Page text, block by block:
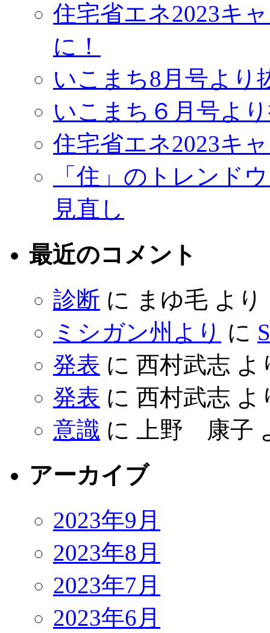
住宅省エネ2023キ
に！
いこまち8月号よ
いこまち６月号よ
住宅省エネ2023キ
「住」のトレンド
見直し
最近のコメント
診断 に まゆ毛 より
ミシガン州より に
発表 に 西村武志 よ
発表 に 西村武志 よ
意識 に 上野 康子
アーカイブ
2023年9月
2023年8月
2023年7月
2023年6月